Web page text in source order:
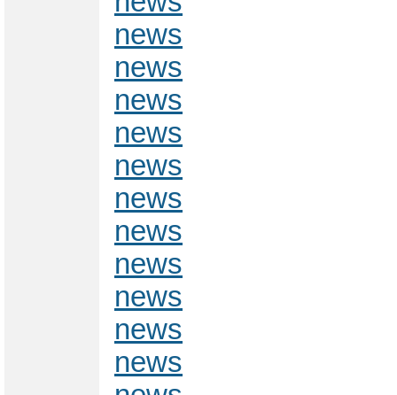
news
news
news
news
news
news
news
news
news
news
news